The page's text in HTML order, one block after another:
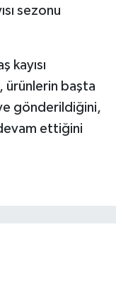
sezonu
kayısı
ürünlerin başta
gönderildiğini,
ettiğini